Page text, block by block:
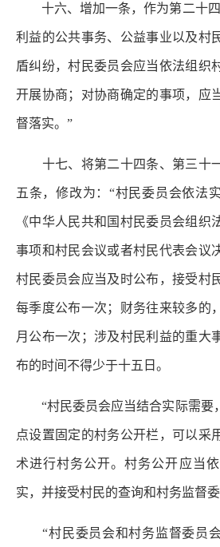
十六、增加一条，作为第二十四
利益的公共事务、公益事业以及村
盾纠纷，村民委员会应当依法组织
开展协商；对协商确定的事项，应
督落实。”
十七、将第二十四条、第三十
五条，修改为：“村民委员会依法
《中华人民共和国村民委员会组织
事项和村民会议或者村民代表会议
村民委员会应当及时公布，接受村
每季度公布一次；财务往来较多的
月公布一次；涉及村民利益的重大
布的时间不得少于十五日。
“村民委员会应当结合实际需要
点设置固定的村务公开栏，可以采
术进行村务公开。村务公开应当
实，并接受村民的查询和村务监督
“村民委员会和村务监督委员会